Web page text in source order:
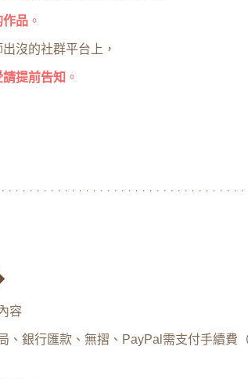
作品 。
沒的社群平台上，
提前告知 。
· · · · · · · · · · · · · · · · · · · · · · · · · · · · · · · · ·
容
、銀行匯款、無摺、PayPal需支付手續費